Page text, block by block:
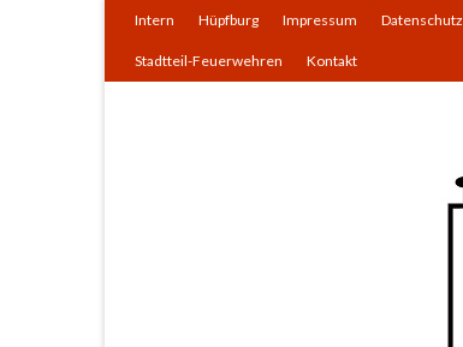
Intern Hüpfburg Impressum Datenschutz
Stadtteil-Feuerwehren Kontakt